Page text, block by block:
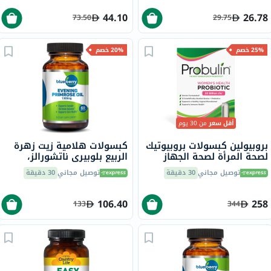
26.78
29.75
44.10
73.50
25% خصم
أقل سعرمن 30 يوم
بروبيولين كبسولات بروبيوتيك
لصحة المرأة لصحة الجهاز
الهضمي حزمة من 30
توصيل مجاني30 دقيقة
258
344
20% خصم
كبسولات هلامية زيت زهرة
الربيع بلوبيري ناتشورالز،
1300 ملجم، 60 كبسولة توصيل مجاني30 دقيقة
106.40
133